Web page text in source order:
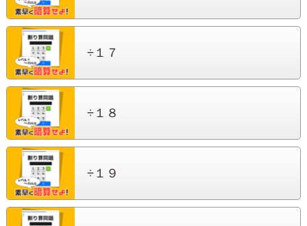
÷１７
÷１８
÷１９